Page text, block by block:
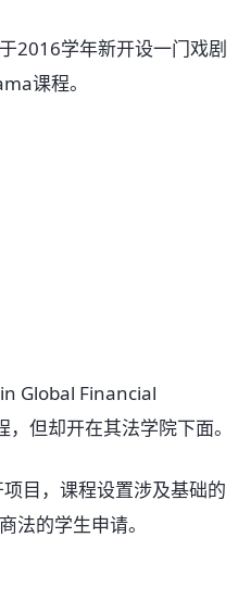
2016学年新开设一门戏剧
课程。
Global Financial
但却开在其法学院下面。
目，课程设置涉及基础的
法的学生申请。